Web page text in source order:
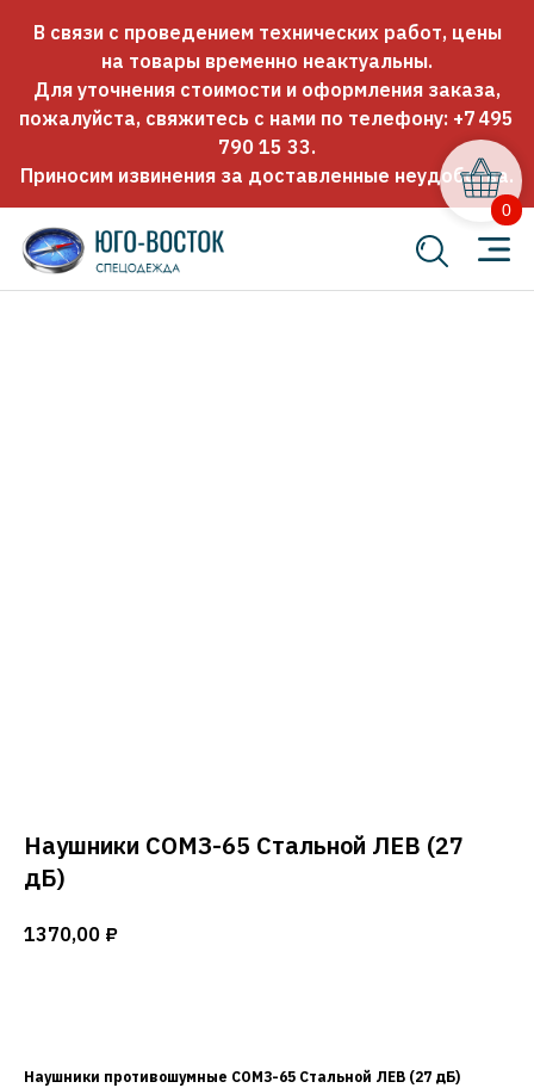
В связи с проведением технических работ, цены
на товары временно неактуальны.
Для уточнения стоимости и оформления заказа,
пожалуйста, свяжитесь с нами по телефону: +7 495
790 15 33.
Приносим извинения за доставленные неудобства.
Наушники СОМЗ-65 Стальной ЛЕВ (27
дБ)
1370,00 ₽
Наушники противошумные СОМЗ-65 Стальной ЛЕВ (27 дБ)
0